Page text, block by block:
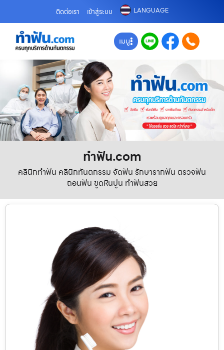
ติดต่อเรา เข้าสู่ระบบ LANGUAGE
เมนู
ทําฟัน.com
คลินิกทำฟัน คลินิกทันตกรรม จัดฟัน รักษารากฟัน ตรวจฟัน
ถอนฟัน ขูดหินปูน ทำฟันสวย